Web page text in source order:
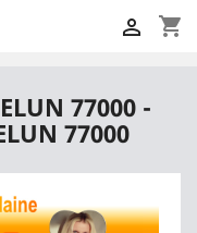
shopping_cart

77000 -
77000